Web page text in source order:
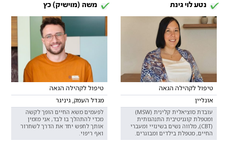
נטע לוי גינת
טיפול לקהילה הגאה
אונליין
עובדת סוציאלית קלינית (MSW)
ומטפלת קוגניטיבית התנהגותית
(CBT), מלווה נשים בשינויי ומעברי
החיים, מטפלת בילדים ומבוגרים.
משה (מוישיק) כץ
טיפול לקהילה הגאה
מגדל העמק, גיניגר
לפעמים משא החיים הופך לקשה
מכדי להתהלך בו לבד, אני מזמין
אותך לחפש יחד את הדרך לשחרור
ואף ריפוי.